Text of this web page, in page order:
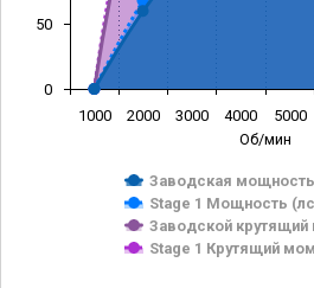
Об/мин
Заводская
Stage 1 Мощность
Заводской
Stage 1 Крутящий
1000 2000 3000 4000 5000
0
50